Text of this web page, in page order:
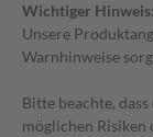
Wichtiger Hinweis:
Unsere
Warnhinweise
Bitte beachte,
möglichen